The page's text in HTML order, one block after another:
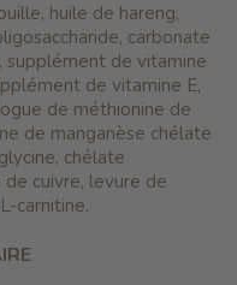
huile de hareng,
carbonate
supplément de vitamine
de vitamine E,
de méthionine de
de manganèse chélate
chélate
cuivre, levure de
carnitine.